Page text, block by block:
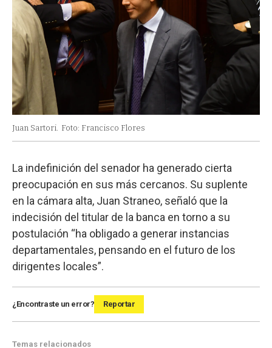
Juan Sartori. Foto: Francisco Flores
La indefinición del senador ha generado cierta
preocupación en sus más cercanos. Su suplente
en la cámara alta, Juan Straneo, señaló que la
indecisión del titular de la banca en torno a su
postulación “ha obligado a generar instancias
departamentales, pensando en el futuro de los
dirigentes locales”.
¿Encontraste un error? Reportar
Temas relacionados